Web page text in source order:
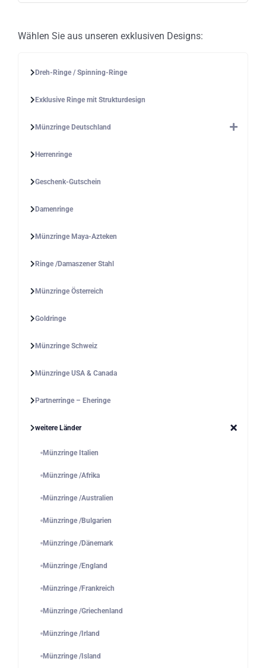
Wählen Sie aus unseren exklusiven Designs:
Dreh-Ringe / Spinning-Ringe
Exklusive Ringe mit Strukturdesign
Münzringe Deutschland
Herrenringe
Geschenk-Gutschein
Damenringe
Münzringe Maya-Azteken
Ringe /Damaszener Stahl
Münzringe Österreich
Goldringe
Münzringe Schweiz
Münzringe USA & Canada
Partnerringe – Eheringe
weitere Länder
Münzringe Italien
Münzringe /Afrika
Münzringe /Australien
Münzringe /Bulgarien
Münzringe /Dänemark
Münzringe /England
Münzringe /Frankreich
Münzringe /Griechenland
Münzringe /Irland
Münzringe /Island